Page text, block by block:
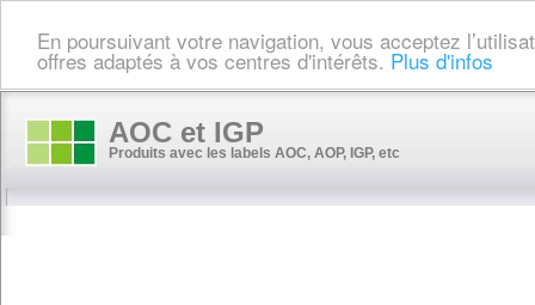
En poursuivant votre navigation, vous acceptez
offres adaptés à vos centres d'intérêts. Plus d'infos
AOC et IGP
Produits avec les labels AOC, AOP, IGP, etc